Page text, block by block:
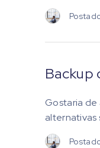
Backup
Gostaria de
alternativas